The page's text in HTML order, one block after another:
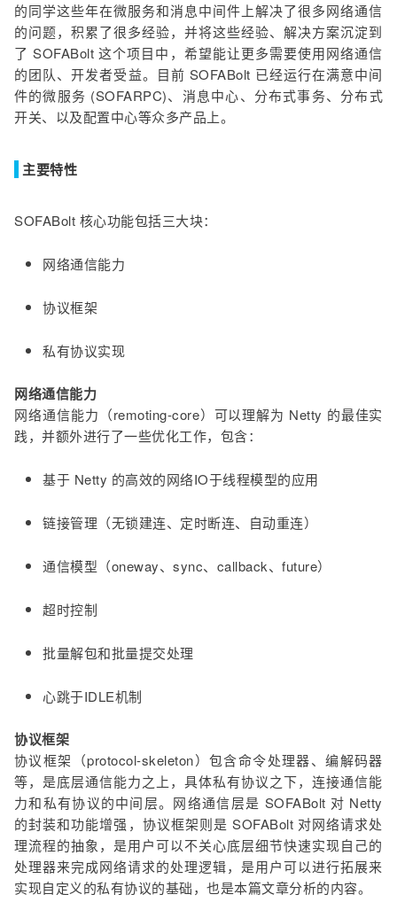
的同学这些年在微服务和消息中间件上解决了很多网络通信
的问题，积累了很多经验，并将这些经验、解决方案沉淀到
了 SOFABolt 这个项目中，希望能让更多需要使用网络通信
的团队、开发者受益。目前 SOFABolt 已经运行在满意中间
件的微服务 (SOFARPC)、消息中心、分布式事务、分布式
开关、以及配置中心等众多产品上。
主要特性
SOFABolt 核心功能包括三大块：
网络通信能力
协议框架
私有协议实现
网络通信能力
网络通信能力（remoting-core）可以理解为 Netty 的最佳实
践，并额外进行了一些优化工作，包含：
基于 Netty 的高效的网络IO于线程模型的应用
链接管理（无锁建连、定时断连、自动重连）
通信模型（oneway、sync、callback、future）
超时控制
批量解包和批量提交处理
心跳于IDLE机制
协议框架
协议框架（protocol-skeleton）包含命令处理器、编解码器
等，是底层通信能力之上，具体私有协议之下，连接通信能
力和私有协议的中间层。网络通信层是 SOFABolt 对 Netty
的封装和功能增强，协议框架则是 SOFABolt 对网络请求处
理流程的抽象，是用户可以不关心底层细节快速实现自己的
处理器来完成网络请求的处理逻辑，是用户可以进行拓展来
实现自定义的私有协议的基础，也是本篇文章分析的内容。